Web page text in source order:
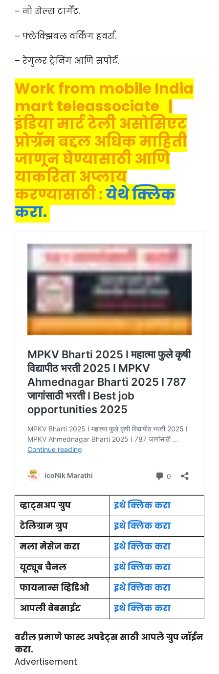
– नो सेल्स टार्गेट.
– फ्लेक्झिबल वर्किंग हवर्स.
– रेगुलर ट्रेनिंग आणि सपोर्ट.
Work from mobile India
mart teleassociate |
इंडिया मार्ट टेली असोसिएट
प्रोग्रॅम बद्दल अधिक माहिती
जाणून घेण्यासाठी आणि
याकरिता अप्लाय
करण्यासाठी :येथे क्लिक
करा.
व्हाट्सअप ग्रुप
इथे क्लिक करा
टेलिग्राम ग्रुप
इथे क्लिक करा
मला मेसेज करा
इथे क्लिक करा
यूट्यूब चैनल
इथे क्लिक करा
फायनान्स व्हिडिओ
इथे क्लिक करा
आपली वेबसाईट
इथे क्लिक करा
वरील प्रमाणे फास्ट अपडेट्स साठी आपले ग्रुप जॉईन
करा.
Advertisement